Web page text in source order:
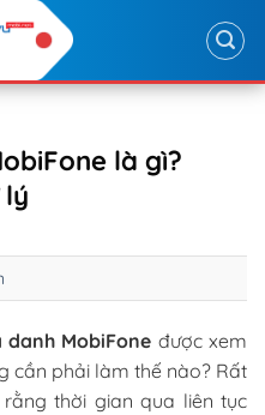
là gì?
lý
MobiFone được xem
cần phải làm thế nào? Rất
thời gian qua liên tục